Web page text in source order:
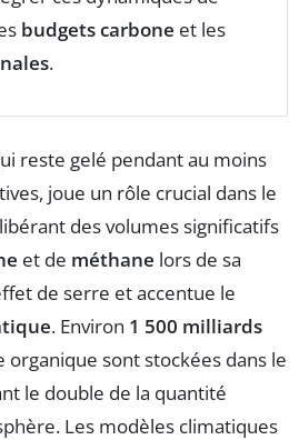
budgets carbone et les
.
reste gelé pendant au moins
joue un rôle crucial dans le
des volumes significatifs
et de méthane lors de sa
de serre et accentue le
. Environ 1 500 milliards
organique sont stockées dans le
le double de la quantité
Les modèles climatiques